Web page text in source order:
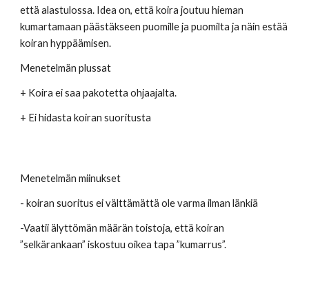
että alastulossa. Idea on, että koira joutuu hieman
kumartamaan päästäkseen puomille ja puomilta ja näin estää
koiran hyppäämisen.
Menetelmän plussat
+ Koira ei saa pakotetta ohjaajalta.
+ Ei hidasta koiran suoritusta
Menetelmän miinukset
- koiran suoritus ei välttämättä ole varma ilman länkiä
-Vaatii älyttömän määrän toistoja, että koiran
”selkärankaan” iskostuu oikea tapa ”kumarrus”.